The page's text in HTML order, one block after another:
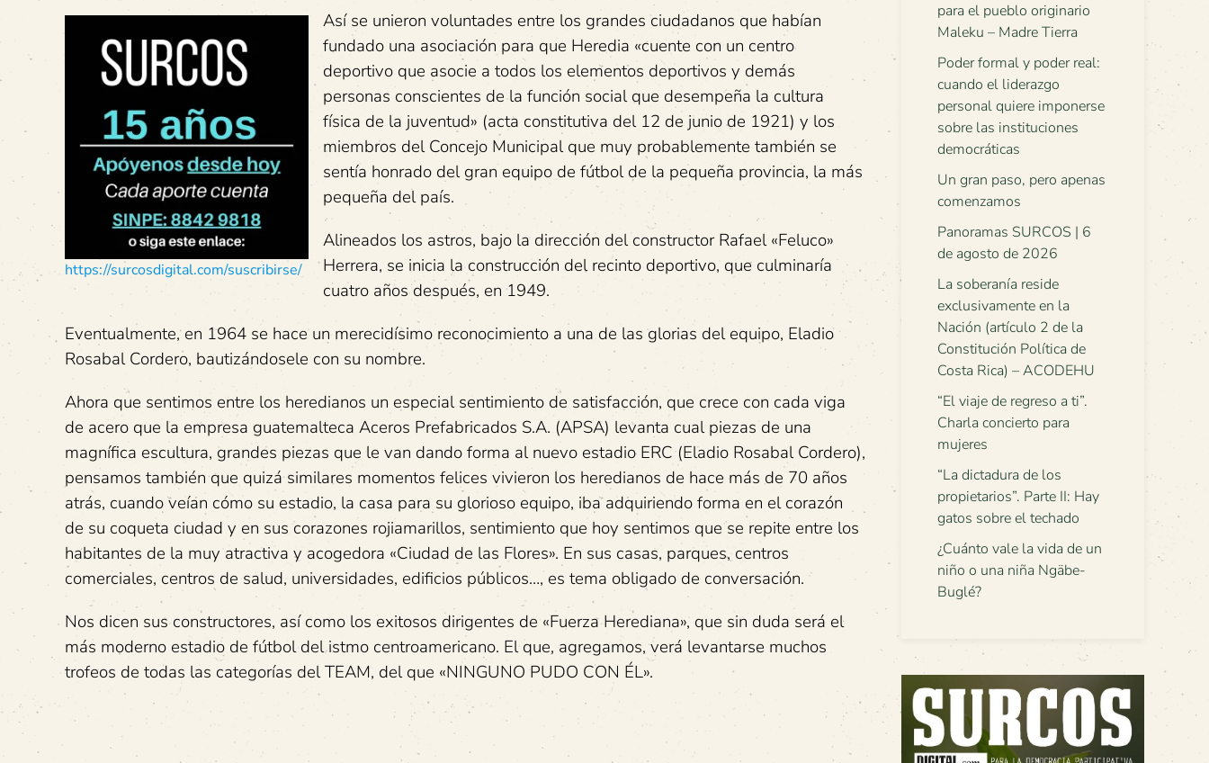
https://surcosdigital.com/suscribirse/
Así se unieron voluntades entre los grandes ciudadanos que habían
fundado una asociación para que Heredia «cuente con un centro
deportivo que asocie a todos los elementos deportivos y demás
personas conscientes de la función social que desempeña la cultura
física de la juventud» (acta constitutiva del 12 de junio de 1921) y los
miembros del Concejo Municipal que muy probablemente también se
sentía honrado del gran equipo de fútbol de la pequeña provincia, la más
pequeña del país.
Alineados los astros, bajo la dirección del constructor Rafael «Feluco»
Herrera, se inicia la construcción del recinto deportivo, que culminaría
cuatro años después, en 1949.
Eventualmente, en 1964 se hace un merecidísimo reconocimiento a una de las glorias del equipo, Eladio
Rosabal Cordero, bautizándosele con su nombre.
Ahora que sentimos entre los heredianos un especial sentimiento de satisfacción, que crece con cada viga
de acero que la empresa guatemalteca Aceros Prefabricados S.A. (APSA) levanta cual piezas de una
magnífica escultura, grandes piezas que le van dando forma al nuevo estadio ERC (Eladio Rosabal Cordero),
pensamos también que quizá similares momentos felices vivieron los heredianos de hace más de 70 años
atrás, cuando veían cómo su estadio, la casa para su glorioso equipo, iba adquiriendo forma en el corazón
de su coqueta ciudad y en sus corazones rojiamarillos, sentimiento que hoy sentimos que se repite entre los
habitantes de la muy atractiva y acogedora «Ciudad de las Flores». En sus casas, parques, centros
comerciales, centros de salud, universidades, edificios públicos…, es tema obligado de conversación.
Nos dicen sus constructores, así como los exitosos dirigentes de «Fuerza Herediana», que sin duda será el
más moderno estadio de fútbol del istmo centroamericano. El que, agregamos, verá levantarse muchos
trofeos de todas las categorías del TEAM, del que «NINGUNO PUDO CON ÉL».
para el pueblo originario
Maleku – Madre Tierra
Poder formal y poder real:
cuando el liderazgo
personal quiere imponerse
sobre las instituciones
democráticas
Un gran paso, pero apenas
comenzamos
Panoramas SURCOS | 6
de agosto de 2026
La soberanía reside
exclusivamente en la
Nación (artículo 2 de la
Constitución Política de
Costa Rica) – ACODEHU
“El viaje de regreso a ti”.
Charla concierto para
mujeres
“La dictadura de los
propietarios”. Parte II: Hay
gatos sobre el techado
¿Cuánto vale la vida de un
niño o una niña Ngäbe-
Buglé?